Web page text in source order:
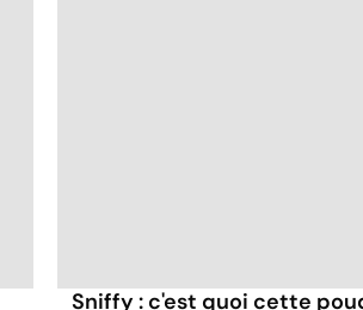
Sniffy : c'est quoi cette